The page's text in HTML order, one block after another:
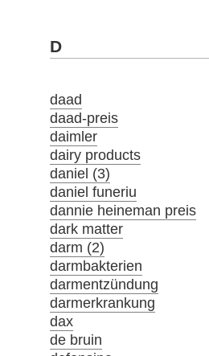
D
daad
daad-preis
daimler
dairy products
daniel (3)
daniel funeriu
dannie heineman preis
dark matter
darm (2)
darmbakterien
darmentzündung
darmerkrankung
dax
de bruin